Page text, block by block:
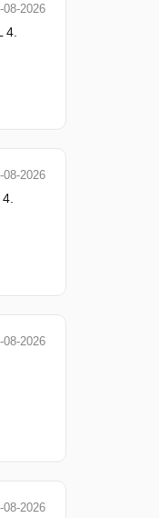
08-2026
4.
08-2026
08-2026
08-2026